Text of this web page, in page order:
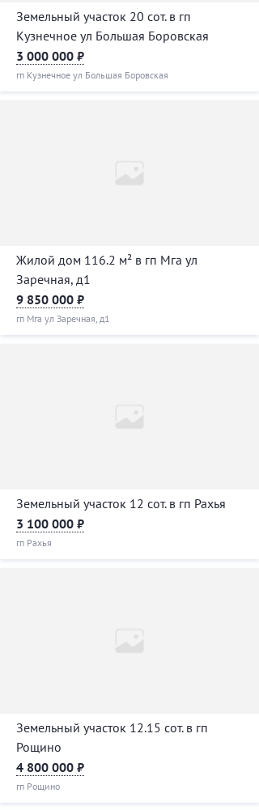
Земельный участок 20 сот. в гп
Кузнечное ул Большая Боровская
3 000 000 ₽
гп Кузнечное ул Большая Боровская
Жилой дом 116.2 м² в гп Мга ул
Заречная, д1
9 850 000 ₽
гп Мга ул Заречная, д1
Земельный участок 12 сот. в гп Рахья
3 100 000 ₽
гп Рахья
Земельный участок 12.15 сот. в гп
Рощино
4 800 000 ₽
гп Рощино